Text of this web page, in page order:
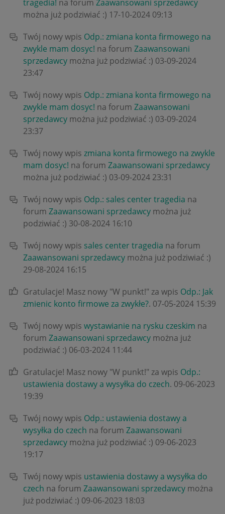
tragedia! na forum Zaawansowani sprzedawcy
można już podziwiać :) ‎17-10-2024 09:13
Twój nowy wpis Odp.: zmiana konta firmowego na
zwykle mam dosyc! na forum Zaawansowani
sprzedawcy można już podziwiać :) ‎03-09-2024
23:47
Twój nowy wpis Odp.: zmiana konta firmowego na
zwykle mam dosyc! na forum Zaawansowani
sprzedawcy można już podziwiać :) ‎03-09-2024
23:37
Twój nowy wpis zmiana konta firmowego na zwykle
mam dosyc! na forum Zaawansowani sprzedawcy
można już podziwiać :) ‎03-09-2024 23:31
Twój nowy wpis Odp.: sales center tragedia na
forum Zaawansowani sprzedawcy można już
podziwiać :) ‎30-08-2024 16:10
Twój nowy wpis sales center tragedia na forum
Zaawansowani sprzedawcy można już podziwiać :)
‎29-08-2024 16:15
Gratulacje! Masz nowy "W punkt!" za wpis Odp.: Jak
zmienic konto firmowe za zwykłe?. ‎07-05-2024 15:39
Twój nowy wpis wystawianie na rysku czeskim na
forum Zaawansowani sprzedawcy można już
podziwiać :) ‎06-03-2024 11:44
Gratulacje! Masz nowy "W punkt!" za wpis Odp.:
ustawienia dostawy a wysyłka do czech. ‎09-06-2023
19:39
Twój nowy wpis Odp.: ustawienia dostawy a
wysyłka do czech na forum Zaawansowani
sprzedawcy można już podziwiać :) ‎09-06-2023
19:17
Twój nowy wpis ustawienia dostawy a wysyłka do
czech na forum Zaawansowani sprzedawcy można
już podziwiać :) ‎09-06-2023 18:03